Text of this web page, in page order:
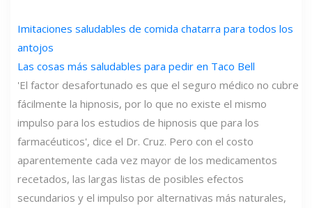
Imitaciones saludables de comida chatarra para todos los
antojos
Las cosas más saludables para pedir en Taco Bell
'El factor desafortunado es que el seguro médico no cubre
fácilmente la hipnosis, por lo que no existe el mismo
impulso para los estudios de hipnosis que para los
farmacéuticos', dice el Dr. Cruz. Pero con el costo
aparentemente cada vez mayor de los medicamentos
recetados, las largas listas de posibles efectos
secundarios y el impulso por alternativas más naturales,